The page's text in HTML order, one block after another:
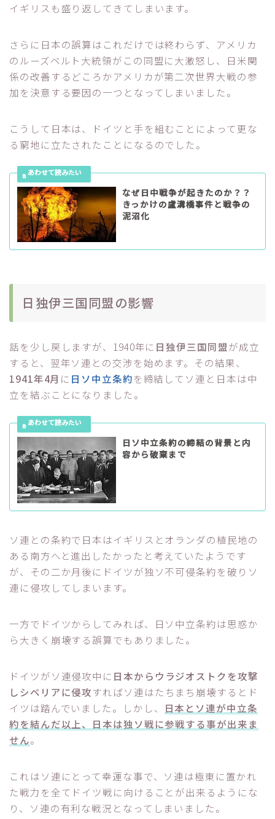
イギリスも盛り返してきてしまいます。
さらに日本の誤算はこれだけでは終わらず、アメリカ
のルーズベルト大統領がこの同盟に大激怒し、日米関
係の改善するどころかアメリカが第二次世界大戦の参
加を決意する要因の一つとなってしまいました。
こうして日本は、ドイツと手を組むことによって更な
る窮地に立たされたことになるのでした。
なぜ日中戦争が起きたのか？？
きっかけの盧溝橋事件と戦争の
泥沼化
日独伊三国同盟の影響
話を少し戻しますが、1940年に 日独伊三国同盟が成立
すると、翌年ソ連との交渉を始めます。その結果、
1941年4月 に 日ソ中立条約を締結してソ連と日本は中
立を結ぶことになりました。
日ソ中立条約の締結の背景と内
容から破棄まで
ソ連との条約で日本はイギリスとオランダの植民地の
ある南方へと進出したかったと考えていたようです
が、その二か月後にドイツが独ソ不可侵条約を破りソ
連に侵攻してしまいます。
一方でドイツからしてみれば、日ソ中立条約は思惑か
ら大きく崩壊する誤算でもありました。
ドイツがソ連侵攻中に 日本からウラジオストクを攻撃
しシベリアに侵攻すればソ連はたちまち崩壊するとド
イツは踏んでいました。しかし、
日本とソ連が中立条
約を結んだ以上、日本は独ソ戦に参戦する事が出来ま
せん。
これはソ連にとって幸運な事で、ソ連は極東に置かれ
た戦力を全てドイツ戦に向けることが出来るようにな
り、ソ連の有利な戦況となってしまいました。